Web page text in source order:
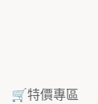
🛒特價專區